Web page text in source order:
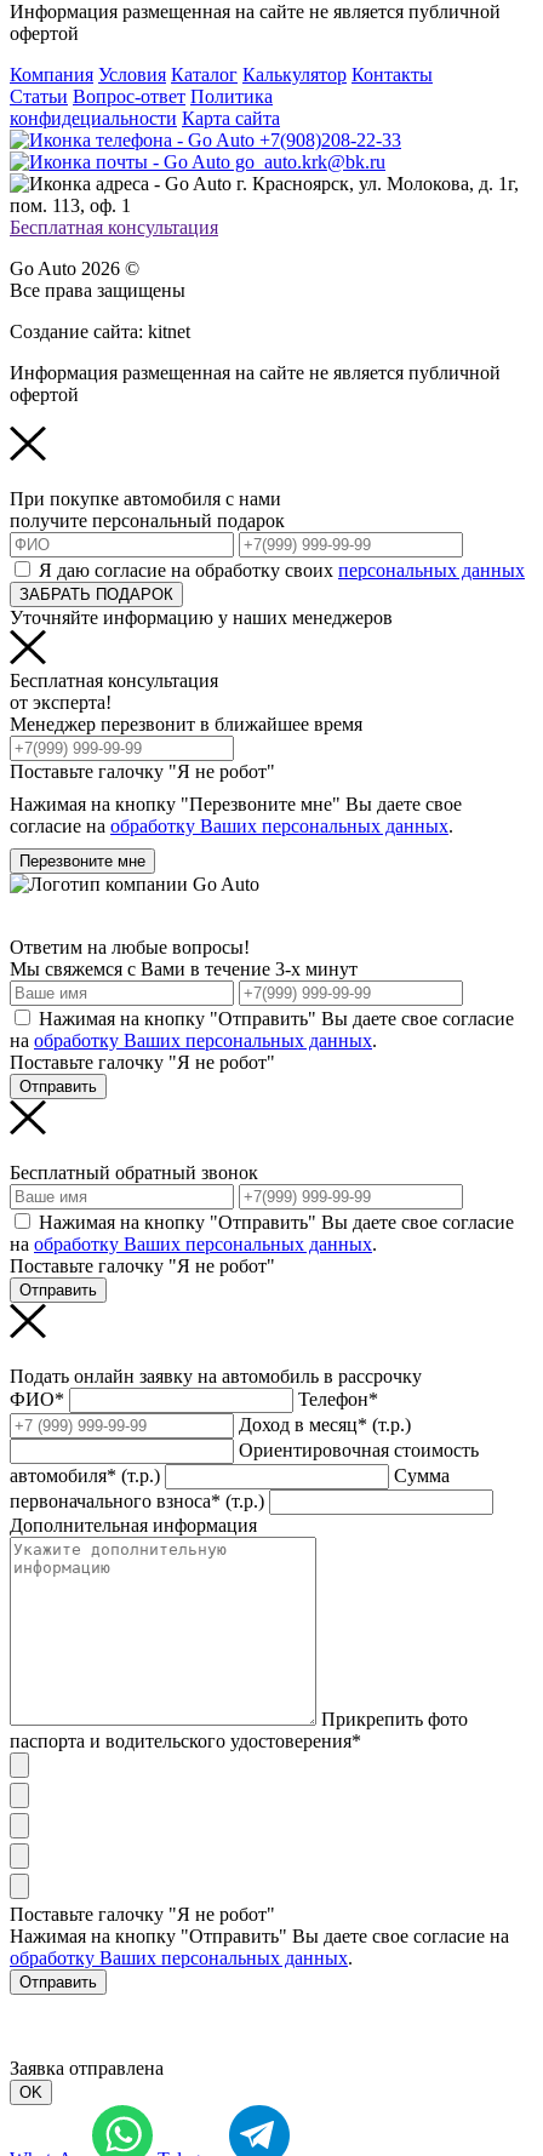
Информация размещенная на сайте не является публичной
офертой
Компания Условия Каталог Калькулятор Контакты
Статьи Вопрос-ответ Политика
конфидециальности Карта сайта
+7(908)208-22-33
go_auto.krk@bk.ru
г. Красноярск, ул. Молокова, д. 1г,
пом. 113, оф. 1
Бесплатная консультация
Go Auto 2026 ©
Все права защищены
Создание сайта: kitnet
Информация размещенная на сайте не является публичной
офертой
При покупке автомобиля с нами
получите персональный подарок
Я даю согласие на обработку своих персональных данных
ЗАБРАТЬ ПОДАРОК
Уточняйте информацию у наших менеджеров
Бесплатная консультация
от эксперта!
Менеджер перезвонит в ближайшее время
Поставьте галочку "Я не робот"
Нажимая на кнопку "Перезвоните мне" Вы даете свое
согласие на обработку Ваших персональных данных.
Перезвоните мне
Ответим на любые вопросы!
Мы свяжемся с Вами в течение 3-х минут
Нажимая на кнопку "Отправить" Вы даете свое согласие
на обработку Ваших персональных данных.
Поставьте галочку "Я не робот"
Отправить
Бесплатный обратный звонок
Нажимая на кнопку "Отправить" Вы даете свое согласие
на обработку Ваших персональных данных.
Поставьте галочку "Я не робот"
Отправить
Подать онлайн заявку на автомобиль в рассрочку
ФИО*
Телефон*
Доход в месяц* (т.р.)
Ориентировочная стоимость
автомобиля* (т.р.)
Сумма
первоначального взноса* (т.р.)
Дополнительная информация
Прикрепить фото
паспорта и водительского удостоверения*
Поставьте галочку "Я не робот"
Нажимая на кнопку "Отправить" Вы даете свое согласие на
обработку Ваших персональных данных.
Отправить
Заявка отправлена
OK